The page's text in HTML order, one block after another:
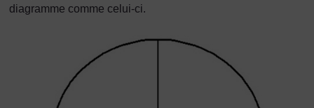
diagramme comme celui-ci.